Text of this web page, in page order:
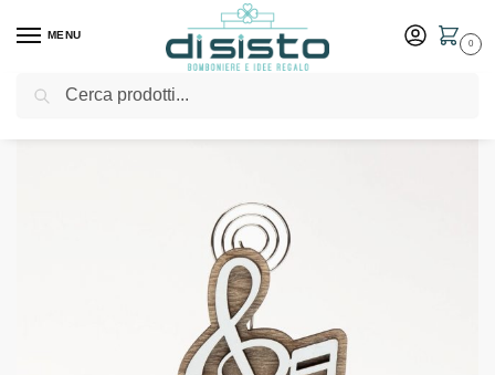
MENU
0
Home Shop Bomboniere